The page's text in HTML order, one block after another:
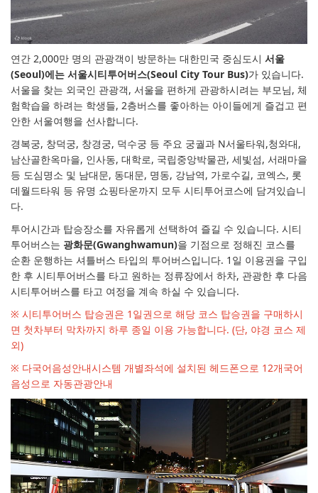
연간 2,000만 명의 관광객이 방문하는 대한민국 중심도시 서울
(Seoul)에는 서울시티투어버스(Seoul City Tour Bus)가 있습니다.
서울을 찾는 외국인 관광객, 서울을 편하게 관광하시려는 부모님, 체
험학습을 하려는 학생들, 2층버스를 좋아하는 아이들에게 즐겁고 편
안한 서울여행을 선사합니다.
경복궁, 창덕궁, 창경궁, 덕수궁 등 주요 궁궐과 N서울타워,청와대,
남산골한옥마을, 인사동, 대학로, 국립중앙박물관, 세빛섬, 서래마을
등 도심명소 및 남대문, 동대문, 명동, 강남역, 가로수길, 코엑스, 롯
데월드타워 등 유명 쇼핑타운까지 모두 시티투어코스에 담겨있습니
다.
투어시간과 탑승장소를 자유롭게 선택하여 즐길 수 있습니다. 시티
투어버스는 광화문(Gwanghwamun)을 기점으로 정해진 코스를
순환 운행하는 셔틀버스 타입의 투어버스입니다. 1일 이용권을 구입
한 후 시티투어버스를 타고 원하는 정류장에서 하차, 관광한 후 다음
시티투어버스를 타고 여정을 계속 하실 수 있습니다.
※ 시티투어버스 탑승권은 1일권으로 해당 코스 탑승권을 구매하시
면 첫차부터 막차까지 하루 종일 이용 가능합니다. (단, 야경 코스 제
외)
※ 다국어음성안내시스템 개별좌석에 설치된 헤드폰으로 12개국어
음성으로 자동관광안내